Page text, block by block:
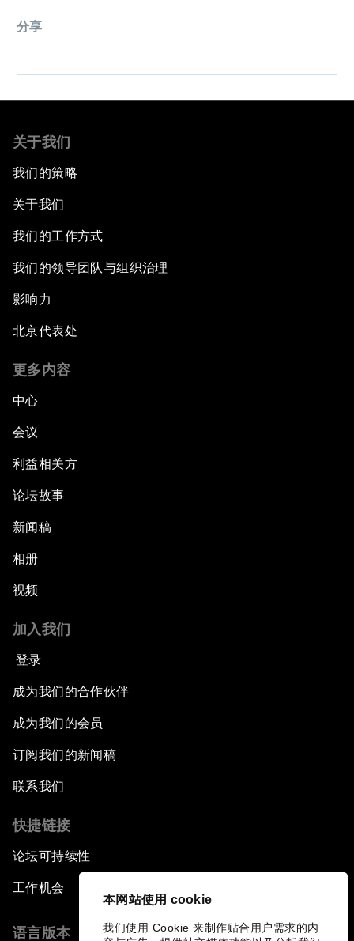
本网站使用 cookie
我们使用 Cookie 来制作贴合用户需求的内
分享
关于我们
我们的策略
关于我们
我们的工作方式
我们的领导团队与组织治理
影响力
北京代表处
更多内容
中心
会议
利益相关方
论坛故事
新闻稿
相册
视频
加入我们
登录
成为我们的合作伙伴
成为我们的会员
订阅我们的新闻稿
联系我们
快捷链接
论坛可持续性
工作机会
语言版本